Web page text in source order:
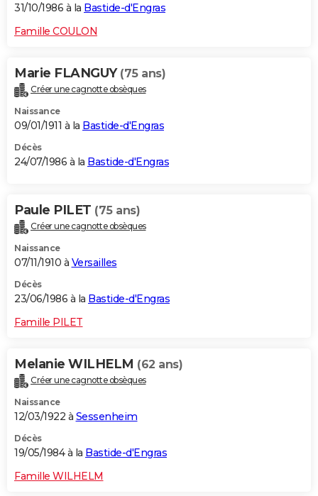
31/10/1986 à la Bastide-d'Engras
Famille COULON
Marie FLANGUY (75 ans)
Créer une cagnotte obsèques
Naissance
09/01/1911 à la Bastide-d'Engras
Décès
24/07/1986 à la Bastide-d'Engras
Paule PILET (75 ans)
Créer une cagnotte obsèques
Naissance
07/11/1910 à Versailles
Décès
23/06/1986 à la Bastide-d'Engras
Famille PILET
Melanie WILHELM (62 ans)
Créer une cagnotte obsèques
Naissance
12/03/1922 à Sessenheim
Décès
19/05/1984 à la Bastide-d'Engras
Famille WILHELM